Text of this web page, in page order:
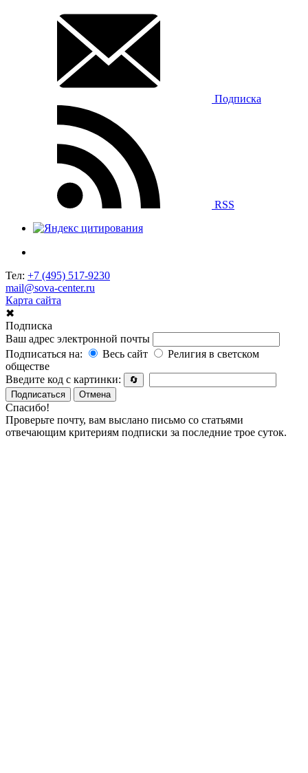
Подписка
RSS
Тел: +7 (495) 517-9230
mail@sova-center.ru
Карта сайта
✖
Подписка
Ваш адрес электронной почты
Подписаться на:
Весь сайт
Религия в светском
обществе
Введите код с картинки:
🔄
Подписаться
Отмена
Спасибо!
Проверьте почту, вам выслано письмо со статьями
отвечающим критериям подписки за последние трое суток.